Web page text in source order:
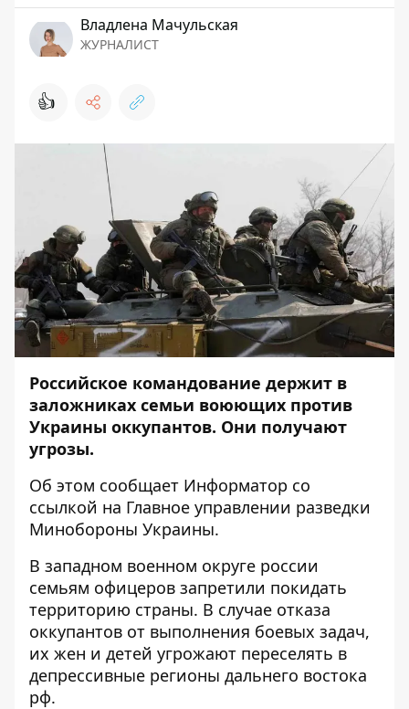
Владлена Мачульская
ЖУРНАЛИСТ
👍
Российское командование держит в
заложниках семьи воюющих против
Украины оккупантов. Они получают
угрозы.
Об этом сообщает Информатор со
ссылкой на Главное управлении разведки
Минобороны Украины.
В западном военном округе россии
семьям офицеров запретили покидать
территорию страны. В случае отказа
оккупантов от выполнения боевых задач,
их жен и детей угрожают переселять в
депрессивные регионы дальнего востока
рф.